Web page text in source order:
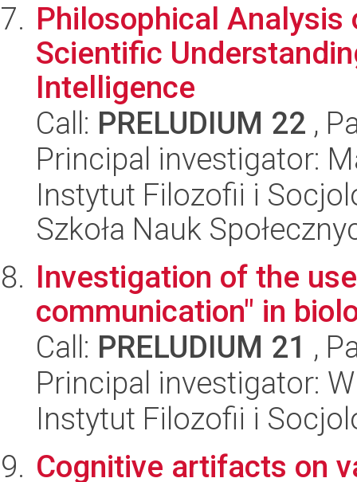
Philosophical
Scientific
Intelligence
Call: PRELUDIUM 22 ,
Principal investigator:
Instytut Filozofii i
Szkoła Nauk
Investigation of the
communication" in
Call: PRELUDIUM 21 ,
Principal investigator:
Instytut Filozofii i
Cognitive artifacts on